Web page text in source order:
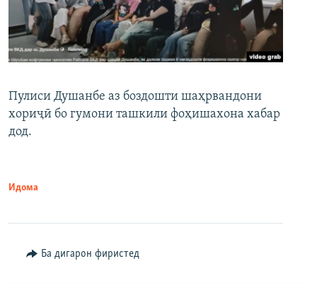
Пулиси Душанбе аз боздошти шаҳрвандони
хориҷӣ бо гумони ташкили фоҳишахона хабар
дод.
Идома
Ба дигарон фиристед